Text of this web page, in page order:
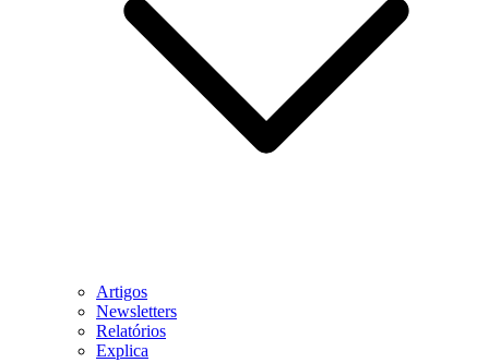
Artigos
Newsletters
Relatórios
Explica